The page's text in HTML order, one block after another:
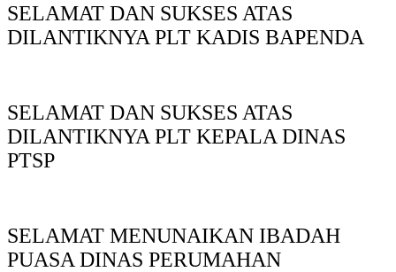
SELAMAT DAN SUKSES ATAS
DILANTIKNYA PLT KADIS BAPENDA
SELAMAT DAN SUKSES ATAS
DILANTIKNYA PLT KEPALA DINAS
PTSP
SELAMAT MENUNAIKAN IBADAH
PUASA DINAS PERUMAHAN